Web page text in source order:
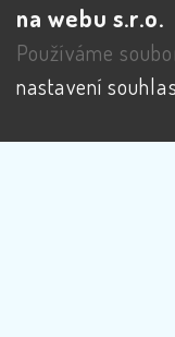
na webu s.r.o.
Používáme
nastavení